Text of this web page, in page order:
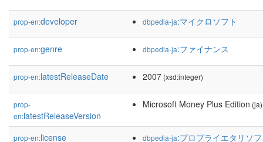
prop-en:developer dbpedia-ja:マイクロソフト
prop-en:genre dbpedia-ja:ファイナンス
prop-en:latestReleaseDate 2007 (xsd:integer)
prop-
en:latestReleaseVersion
Microsoft Money Plus Edition (ja)
prop-en:license dbpedia-ja:プロプライエタリソ